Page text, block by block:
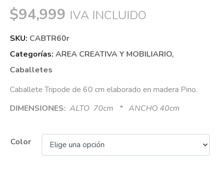
$94,999 IVA INCLUIDO
SKU: CABTR60r
Categorías: AREA CREATIVA Y MOBILIARIO,
Caballetes
Caballete Tripode de 60 cm elaborado en madera Pino.
DIMENSIONES: ALTO 70cm * ANCHO 40cm
Color